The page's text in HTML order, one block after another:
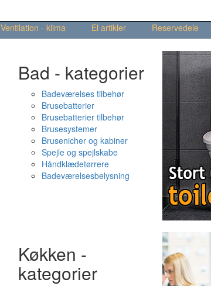
Ventilation - klima El artikler Reservedele
Bad - kategorier
Badeværelses tilbehør
Brusebatterier
Brusebatterier tilbehør
Brusesystemer
Brusenicher og kabiner
Spejle og spejlskabe
Håndklædetørrere
Badeværelsesbelysning
Køkken -
kategorier